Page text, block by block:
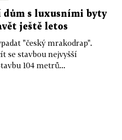
dům s luxusními byty
ještě letos
"český mrakodrap".
se stavbou nejvyšší
104 metrů...